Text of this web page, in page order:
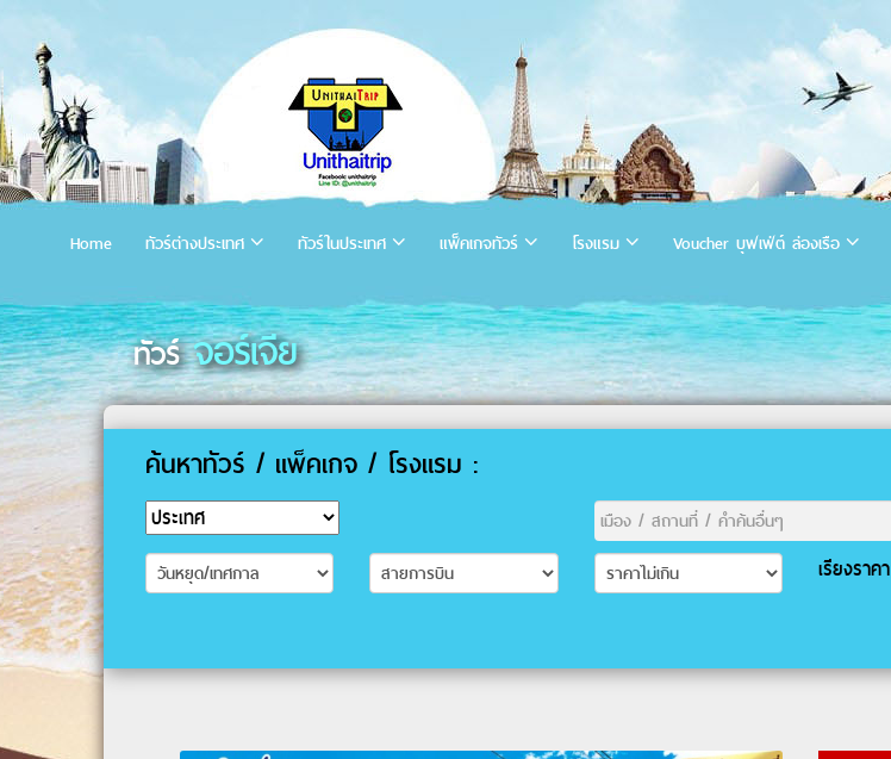
Home ทัวร์ต่างประเทศ ทัวร์ในประเทศ แพ็คเกจทัวร์ โรงแรม Voucher บุฟเฟ่ต์ ล่องเรือ
ทัวร์ จอร์เจีย
ค้นหาทัวร์ / แพ็คเกจ / โรงแรม :
เรียงราคา